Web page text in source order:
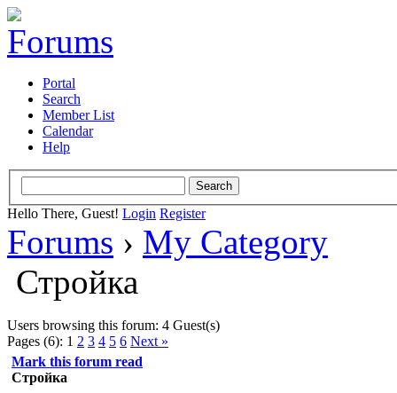
Portal
Search
Member List
Calendar
Help
Hello There, Guest! Login Register
Forums › My Category
Стройка
Users browsing this forum: 4 Guest(s)
Pages (6): 1 2 3 4 5 6 Next »
Mark this forum read
Стройка